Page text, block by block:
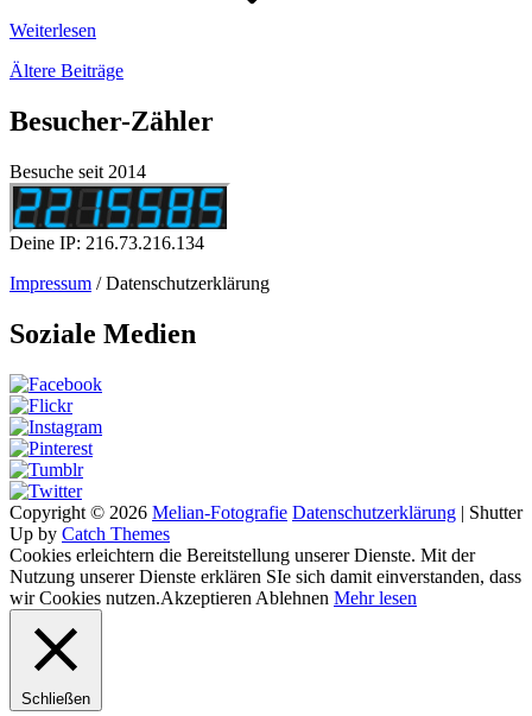
Weiterlesen
Beitragsnavigation
Ältere Beiträge
Besucher-Zähler
Besuche seit 2014
Deine IP: 216.73.216.134
Impressum / Datenschutzerklärung
Soziale Medien
Copyright © 2026 Melian-Fotografie Datenschutzerklärung | Shutter
Up by Catch Themes
Cookies erleichtern die Bereitstellung unserer Dienste. Mit der
Nutzung unserer Dienste erklären SIe sich damit einverstanden, dass
wir Cookies nutzen.Akzeptieren Ablehnen Mehr lesen
Schließen